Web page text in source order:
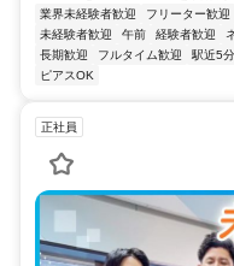
業界未経験者歓迎 フリーター歓迎
未経験者歓迎
午前 経験者歓迎
長期歓迎
フルタイム歓迎 駅近5
ピアスOK
正社員